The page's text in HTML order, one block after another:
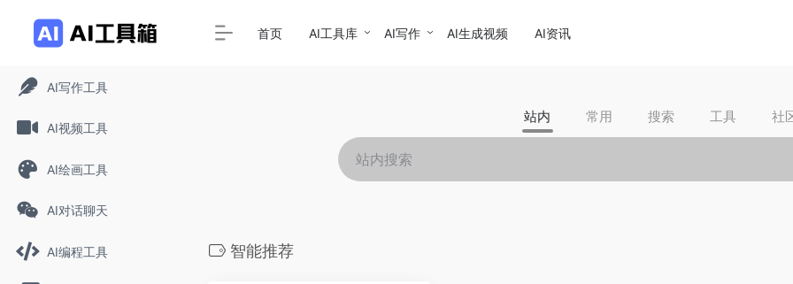
AI写作工具
AI视频工具
AI绘画工具
AI对话聊天
AI编程工具
首页 AI工具库 AI写作 AI生成视频 AI资讯
站内 常用 搜索 工具 社
智能推荐